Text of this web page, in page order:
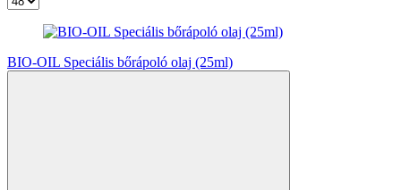
BIO-OIL Speciális bőrápoló olaj (25ml)